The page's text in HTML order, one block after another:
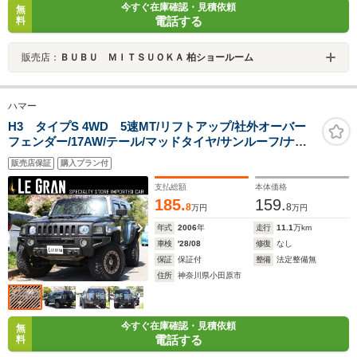
無
料
今すぐ在庫確認・見積依頼
電話する
販売店： ＢＵＢＵ ＭＩＴＳＵＯＫＡ 柏ショールーム
ハマー
H3 タイプS 4WD 5速MT/リフトアップ/社外オーバー
フェンダー/17AW/テール/マッドタイヤ/サンルーフ/ナビ/
デジタルインナーミラー
販売店保証 購入プラン付
支払総額
185.8万円
本体価格
159.8万円
年式 2006年 走行 11.1万km
車検
'28/08 修復
なし
保証
保証付 整備
法定整備無
住所
神奈川県小田原市
無
料
今すぐ在庫確認・見積依頼
電話する